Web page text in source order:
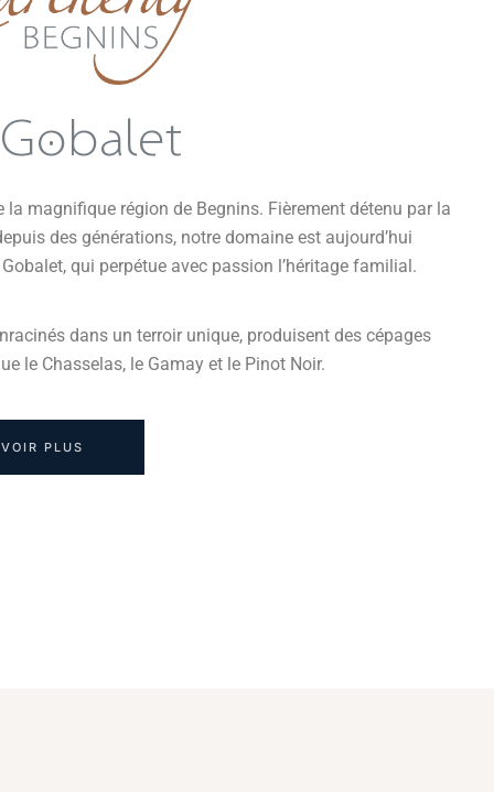
magnifique région de Begnins. Fièrement détenu par la
des générations, notre domaine est aujourd’hui
qui perpétue avec passion l’héritage familial.
dans un terroir unique, produisent des cépages
le Chasselas, le Gamay et le Pinot Noir.
PLUS